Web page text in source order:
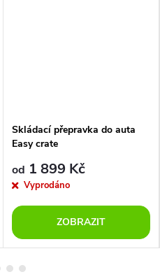
Skládací přepravka do auta
Easy crate
od 1 899 Kč
Vyprodáno
ZOBRAZIT